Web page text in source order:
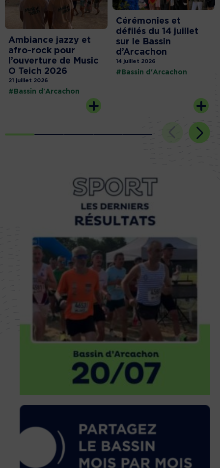
Ambiance jazzy et
afro-rock pour
l’ouverture de Music
O Teich 2026
21 juillet 2026
#Bassin d'Arcachon
Cérémonies et
défilés du 14 juillet
sur le Bassin
d’Arcachon
14 juillet 2026
#Bassin d'Arcachon